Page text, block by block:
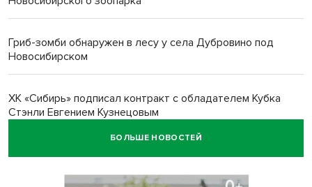
Гриб-зомби обнаружен в лесу у села Дубровино под
Новосибирском
ХК «Сибирь» подписал контракт с обладателем Кубка
Стэнли Евгением Кузнецовым
БОЛЬШЕ НОВОСТЕЙ